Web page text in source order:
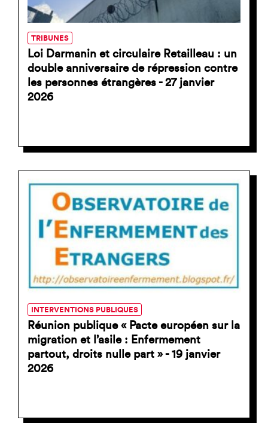
TRIBUNES
Loi Darmanin et circulaire Retailleau : un
double anniversaire de répression contre
les personnes étrangères - 27 janvier
2026
INTERVENTIONS PUBLIQUES
Réunion publique « Pacte européen sur la
migration et l’asile : Enfermement
partout, droits nulle part » - 19 janvier
2026